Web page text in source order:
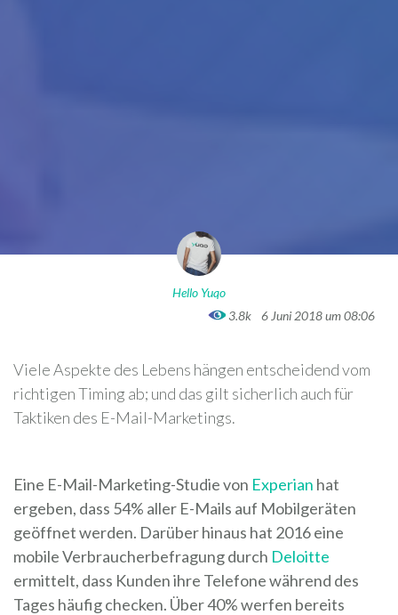
Hello Yuqo
3.8k
6 Juni 2018 um 08:06
Viele Aspekte des Lebens hängen entscheidend vom
richtigen Timing ab; und das gilt sicherlich auch für
Taktiken des E-Mail-Marketings.
Eine E-Mail-Marketing-Studie von Experian hat
ergeben, dass 54% aller E-Mails auf Mobilgeräten
geöffnet werden. Darüber hinaus hat 2016 eine
mobile Verbraucherbefragung durch Deloitte
ermittelt, dass Kunden ihre Telefone während des
Tages häufig checken. Über 40% werfen bereits